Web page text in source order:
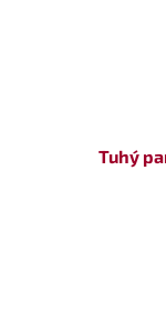
Tuhý